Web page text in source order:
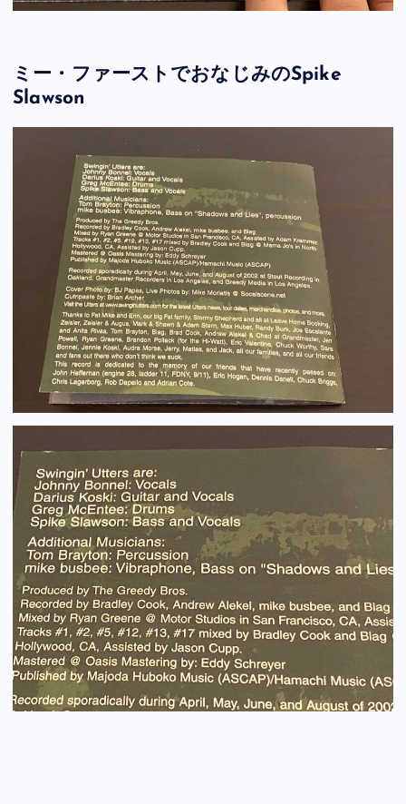
ミー・ファーストでおなじみのSpike
Slawson